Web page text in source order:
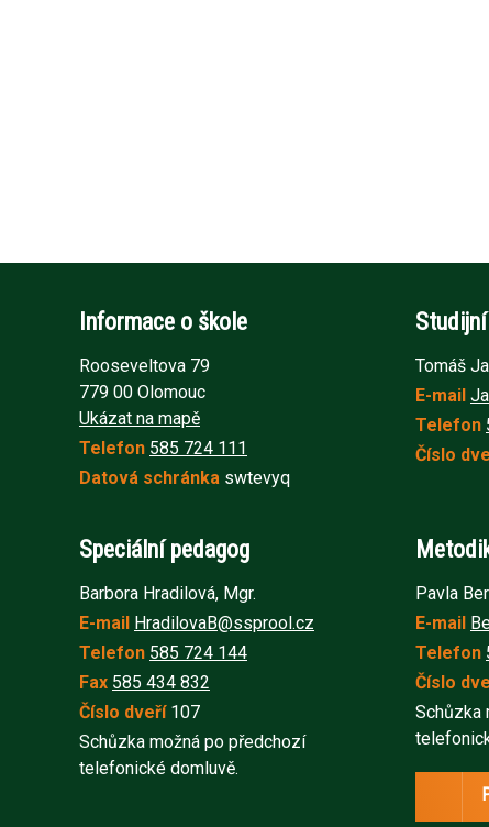
Informace o škole
Rooseveltova 79
779 00 Olomouc
Ukázat na mapě
Telefon 585 724 111
Datová schránka swtevyq
Tomáš
E-mail
Telefon
Číslo
Speciální pedagog
Barbora Hradilová, Mgr.
E-mail HradilovaB@ssprool.cz
Telefon 585 724 144
Fax 585 434 832
Číslo dveří107
Schůzka možná po předchozí
telefonické domluvě.
Pavla
E-mail
Telefon
Číslo
Schůzka